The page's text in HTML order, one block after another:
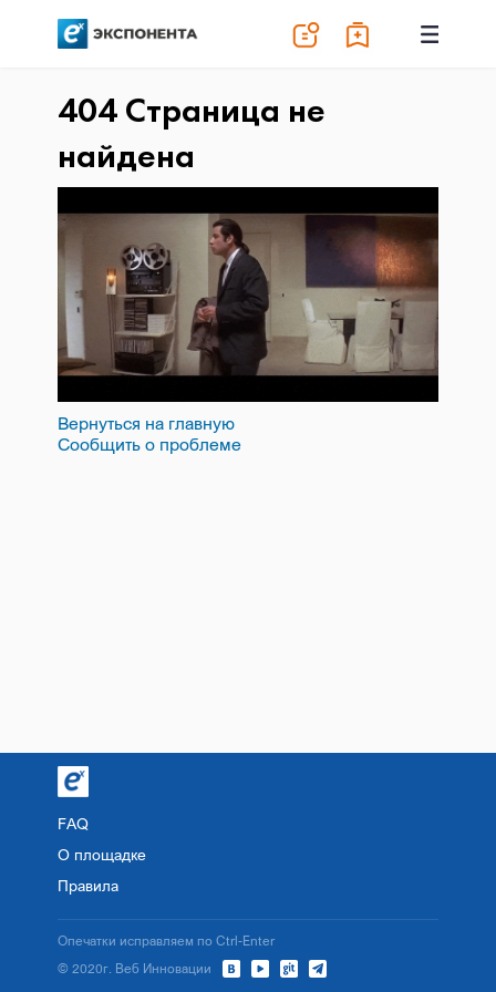
404 Страница не
найдена
Вернуться на главную
Сообщить о проблеме
FAQ
О площадке
Правила
© 2020г. Веб Инновации
Опечатки исправляем по Ctrl-Enter